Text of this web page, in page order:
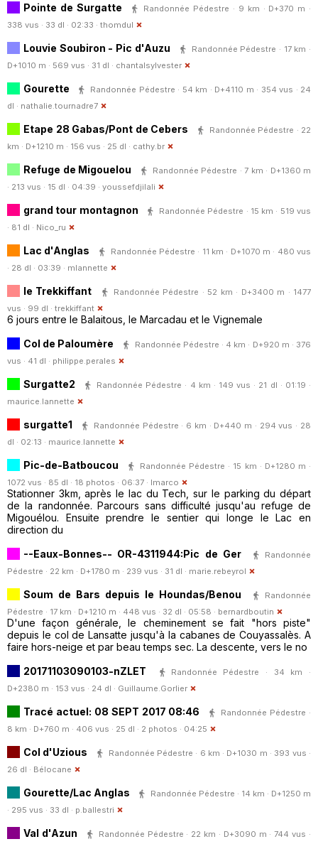
Pointe de Surgatte
Randonnée Pédestre · 9 km · D+370 m ·
338 vus · 33 dl · 02:33 · thomdul
Louvie Soubiron - Pic d'Auzu
Randonnée Pédestre · 17 km ·
D+1010 m · 569 vus · 31 dl · chantalsylvester
Gourette
Randonnée Pédestre · 54 km · D+4110 m · 354 vus · 24
dl · nathalie.tournadre7
Etape 28 Gabas/Pont de Cebers
Randonnée Pédestre · 22
km · D+1210 m · 156 vus · 25 dl · cathy.br
Refuge de Migouelou
Randonnée Pédestre · 7 km · D+1360 m
· 213 vus · 15 dl · 04:39 · youssefdjilali
grand tour montagnon
Randonnée Pédestre · 15 km · 519 vus
· 81 dl · Nico_ru
Lac d'Anglas
Randonnée Pédestre · 11 km · D+1070 m · 480 vus
· 28 dl · 03:39 · mlannette
le Trekkiffant
Randonnée Pédestre · 52 km · D+3400 m · 1477
vus · 99 dl · trekkiffant
6 jours entre le Balaitous, le Marcadau et le Vignemale
Col de Paloumère
Randonnée Pédestre · 4 km · D+920 m · 376
vus · 41 dl · philippe.perales
Surgatte2
Randonnée Pédestre · 4 km · 149 vus · 21 dl · 01:19 ·
maurice.lannette
surgatte1
Randonnée Pédestre · 6 km · D+440 m · 294 vus · 28
dl · 02:13 · maurice.lannette
Pic-de-Batboucou
Randonnée Pédestre · 15 km · D+1280 m ·
1072 vus · 85 dl · 18 photos · 06:37 · lmarco
Stationner 3km, après le lac du Tech, sur le parking du départ
de la randonnée. Parcours sans difficulté jusqu'au refuge de
Migouélou. Ensuite prendre le sentier qui longe le Lac en
direction du
--Eaux-Bonnes-- OR-4311944:Pic de Ger
Randonnée
Pédestre · 22 km · D+1780 m · 239 vus · 31 dl · marie.rebeyrol
Soum de Bars depuis le Houndas/Benou
Randonnée
Pédestre · 17 km · D+1210 m · 448 vus · 32 dl · 05:58 · bernardboutin
D'une façon générale, le cheminement se fait "hors piste"
depuis le col de Lansatte jusqu'à la cabanes de Couyassalès. A
faire hors-neige et par beau temps sec. La descente, vers le no
20171103090103-nZLET
Randonnée Pédestre · 34 km ·
D+2380 m · 153 vus · 24 dl · Guillaume.Gorlier
Tracé actuel: 08 SEPT 2017 08:46
Randonnée Pédestre ·
8 km · D+760 m · 406 vus · 25 dl · 2 photos · 04:25
Col d'Uzious
Randonnée Pédestre · 6 km · D+1030 m · 393 vus ·
26 dl · Bélocane
Gourette/Lac Anglas
Randonnée Pédestre · 14 km · D+1250 m
· 295 vus · 33 dl · p.ballestri
Val d'Azun
Randonnée Pédestre · 22 km · D+3090 m · 744 vus ·